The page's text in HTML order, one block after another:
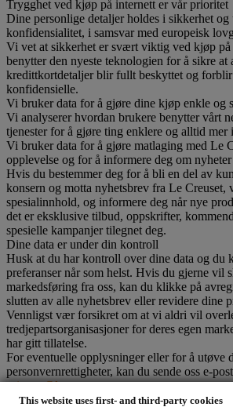
This website uses first- and third-party cookies
Trygghet ved kjøp på internett er vår prioritet
Dine personlige detaljer holdes i sikkerhet og
konfidensialitet, i samsvar med europeisk
Vi vet at sikkerhet er svært viktig ved kjøp på
benytter den nyeste teknologien for å sikre at
kredittkortdetaljer blir fullt beskyttet og
konfidensielle.
Vi bruker data for å gjøre dine kjøp enkle og
Vi analyserer hvordan brukere benytter vårt
tjenester for å gjøre ting enklere og alltid mer
Vi bruker data for å gjøre matlaging med Le
opplevelse og for å informere deg om
Hvis du bestemmer deg for å bli en del av
konsern og motta nyhetsbrev fra Le Creuset,
spesialinnhold, og informere deg når nye
det er eksklusive tilbud, oppskrifter,
spesielle kampanjer tilegnet deg.
Dine data er under din kontroll
Husk at du har kontroll over dine data og du
preferanser når som helst. Hvis du gjerne vil
markedsføring fra oss, kan du klikke på
slutten av alle nyhetsbrev eller revidere dine
Vennligst vær forsikret om at vi aldri vil
tredjepartsorganisasjoner for deres egen
har gitt tillatelse.
For eventuelle opplysninger eller for å utøve
personvernrettigheter, kan du sende oss e-
privacy@lecreuset.com.
LE CREUSET PERSONVERNMELDING